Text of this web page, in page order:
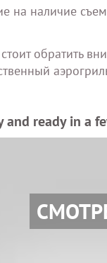
на наличие
обратить
and ready in a